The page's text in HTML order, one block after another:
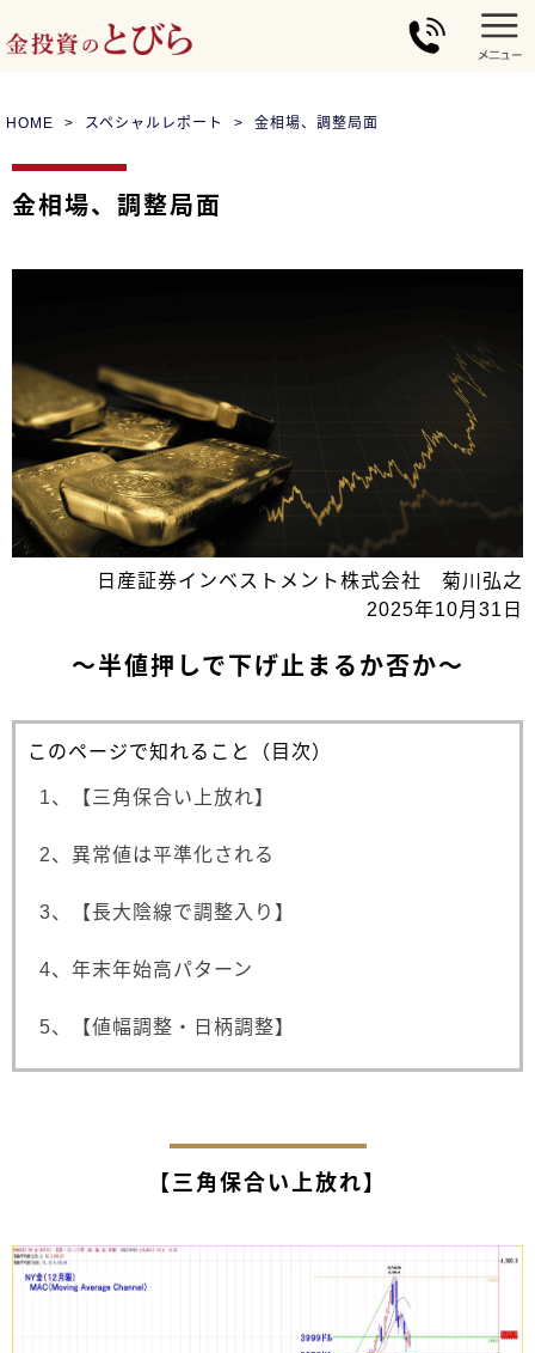
HOME スペシャルレポート 金相場、調整局面
金相場、調整局面
日産証券インベストメント株式会社 菊川弘之
2025年10月31日
～半値押しで下げ止まるか否か～
このページで知れること（目次）
1、【三角保合い上放れ】
2、異常値は平準化される
3、【長大陰線で調整入り】
4、年末年始高パターン
5、【値幅調整・日柄調整】
【三角保合い上放れ】